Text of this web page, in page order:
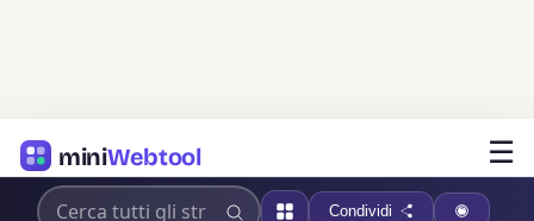
miniWebtool ☰
Condividi